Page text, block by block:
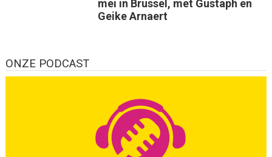
mei in Brussel, met Gustaph en
Geike Arnaert
ONZE PODCAST